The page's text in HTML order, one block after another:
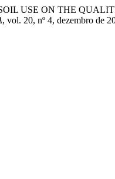
SOIL USE ON THE
, vol. 20, nº 4, dezembro de